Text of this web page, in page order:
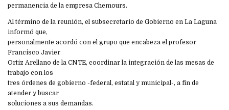
permanencia de la empresa Chemours.
Al término de la reunión, el subsecretario de Gobierno en La Laguna
informó que,
personalmente acordó con el grupo que encabeza el profesor
Francisco Javier
Ortiz Arellano de la CNTE, coordinar la integración de las mesas de
trabajo con los
tres órdenes de gobierno -federal, estatal y municipal-, a fin de
atender y buscar
soluciones a sus demandas.